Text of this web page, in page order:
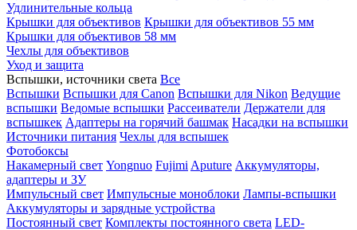
Удлинительные кольца
Крышки для объективов Крышки для объективов 55 мм
Крышки для объективов 58 мм
Чехлы для объективов
Уход и защита
Вспышки, источники света Все
Вспышки Вспышки для Canon Вспышки для Nikon Ведущие
вспышки Ведомые вспышки Рассеиватели Держатели для
вспышкек Адаптеры на горячий башмак Насадки на вспышки
Источники питания Чехлы для вспышек
Фотобоксы
Накамерный свет Yongnuo Fujimi Aputure Аккумуляторы,
адаптеры и ЗУ
Импульсный свет Импульсные моноблоки Лампы-вспышки
Аккумуляторы и зарядные устройства
Постоянный свет Комплекты постоянного света LED-